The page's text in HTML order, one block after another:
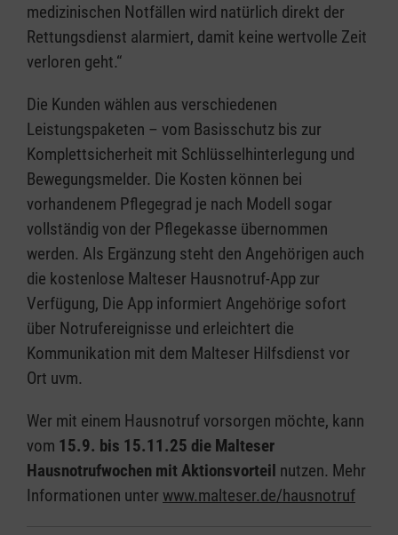
medizinischen Notfällen wird natürlich direkt der
Rettungsdienst alarmiert, damit keine wertvolle Zeit
verloren geht.“
Die Kunden wählen aus verschiedenen
Leistungspaketen – vom Basisschutz bis zur
Komplettsicherheit mit Schlüsselhinterlegung und
Bewegungsmelder. Die Kosten können bei
vorhandenem Pflegegrad je nach Modell sogar
vollständig von der Pflegekasse übernommen
werden. Als Ergänzung steht den Angehörigen auch
die kostenlose Malteser Hausnotruf-App zur
Verfügung, Die App informiert Angehörige sofort
über Notrufereignisse und erleichtert die
Kommunikation mit dem Malteser Hilfsdienst vor
Ort uvm.
Wer mit einem Hausnotruf vorsorgen möchte, kann
vom 15.9. bis 15.11.25 die Malteser
Hausnotrufwochen mit Aktionsvorteil nutzen. Mehr
Informationen unter www.malteser.de/hausnotruf